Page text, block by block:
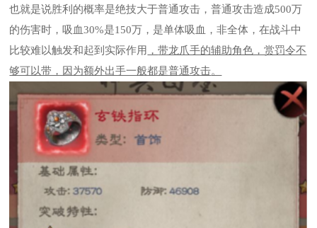
也就是说胜利的概率是绝技大于普通攻击，普通攻击造成500万
的伤害时，吸血30%是150万，是单体吸血，非全体，在战斗中
比较难以触发和起到实际作用 ，带龙爪手的辅助角色，赏罚令不
够可以带，因为额外出手一般都是普通攻击。